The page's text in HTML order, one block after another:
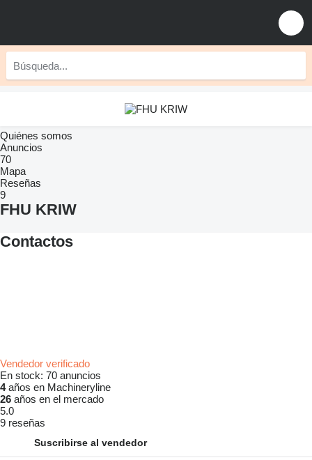
Quiénes somos
Anuncios
70
Mapa
Reseñas
9
FHU KRIW
Contactos
Vendedor verificado
En stock: 70 anuncios
4años en Machineryline
26 años en el mercado
5.0
9 reseñas
Suscribirse al vendedor